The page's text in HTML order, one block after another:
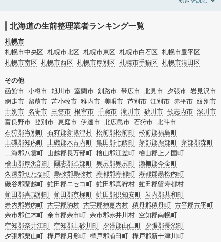
などのオプションサービスで絞り込み検索を利用してみましょう。
またお役立ち情報も豊富なので終活でエンディングノートの選び方や、整理整
頓・老前整理・生前整理のコツについてもチェックしてみてください。
北海道の生前整理業者ランキング一覧
札幌市
札幌市中央区 札幌市北区 札幌市東区 札幌市白石区 札幌市豊平区
札幌市南区 札幌市西区 札幌市厚別区 札幌市手稲区 札幌市清田区
その他
函館市 小樽市 旭川市 室蘭市 釧路市 帯広市 北見市 夕張市 岩見沢市
網走市 留萌市 苫小牧市 稚内市 美唄市 芦別市 江別市 赤平市 紋別市
士別市 名寄市 三笠市 根室市 千歳市 滝川市 砂川市 歌志内市 深川市
富良野市 登別市 恵庭市 伊達市 北広島市 石狩市 北斗市
石狩郡当別町 石狩郡新篠津村 松前郡松前町 松前郡福島町
上磯郡知内町 上磯郡木古内町 亀田郡七飯町 茅部郡鹿部町 茅部郡森町
二海郡八雲町 山越郡長万部町 檜山郡江差町 檜山郡上ノ国町
檜山郡厚沢部町 爾志郡乙部町 奥尻郡奥尻町 瀬棚郡今金町
久遠郡せたな町 島牧郡島牧村 寿都郡寿都町 寿都郡黒松内町
磯谷郡蘭越町 虻田郡ニセコ町 虻田郡真狩村 虻田郡留寿都村
虻田郡喜茂別町 虻田郡京極町 虻田郡倶知安町 岩内郡共和町
岩内郡岩内町 古宇郡泊村 古宇郡神恵内村 積丹郡積丹町 古平郡古平町
余市郡仁木町 余市郡余市町 余市郡赤井川村 空知郡南幌町
空知郡奈井江町 空知郡上砂川町 夕張郡由仁町 夕張郡長沼町
夕張郡栗山町 樺戸郡月形町 樺戸郡浦臼町 樺戸郡新十津川町